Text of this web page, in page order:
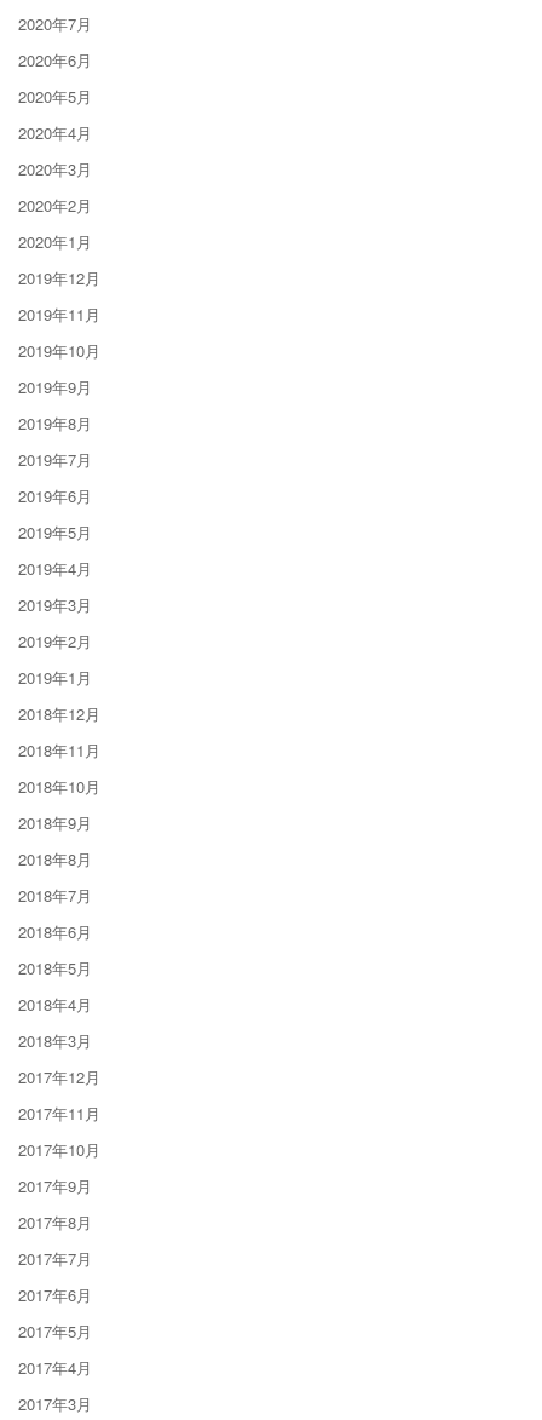
2020年7月
2020年6月
2020年5月
2020年4月
2020年3月
2020年2月
2020年1月
2019年12月
2019年11月
2019年10月
2019年9月
2019年8月
2019年7月
2019年6月
2019年5月
2019年4月
2019年3月
2019年2月
2019年1月
2018年12月
2018年11月
2018年10月
2018年9月
2018年8月
2018年7月
2018年6月
2018年5月
2018年4月
2018年3月
2017年12月
2017年11月
2017年10月
2017年9月
2017年8月
2017年7月
2017年6月
2017年5月
2017年4月
2017年3月